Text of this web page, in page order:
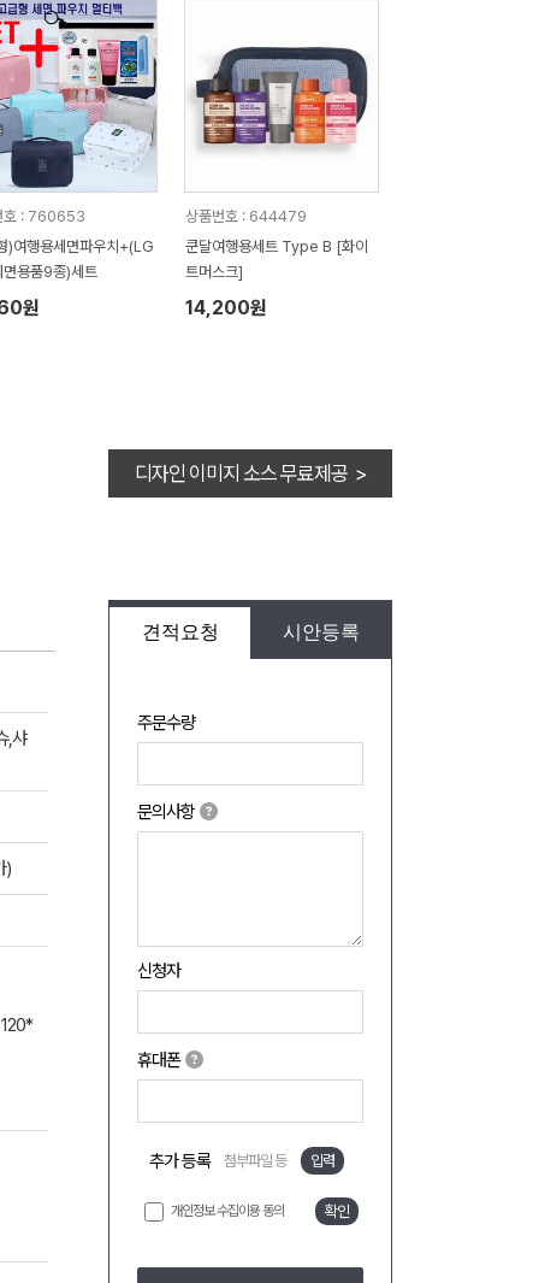
호 : 760653
)여행용세면파우치+(LG
면용품9종)세트
원
상품번호 : 644479
쿤달여행용세트 Type B [화이
트머스크]
14,200원
디자인 이미지 소스 무료제공 >
견적요청 시안등록
주문수량
문의사항
신청자
휴대폰
추가 등록 첨부파일 등 입력
개인정보 수집이용 동의 확인
,샤
)